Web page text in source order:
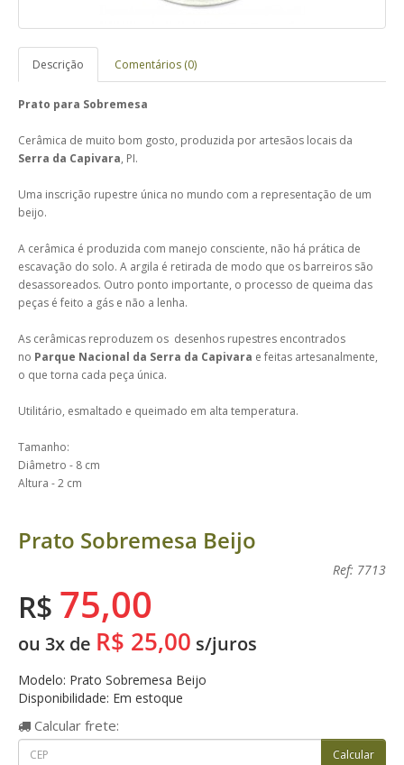
Descrição Comentários (0)
Prato para Sobremesa
Cerâmica de muito bom gosto, produzida por artesãos locais da
Serra da Capivara, PI.
Uma inscrição rupestre única no mundo com a representação de um
beijo.
A cerâmica é produzida com manejo consciente, não há prática de
escavação do solo. A argila é retirada de modo que os barreiros são
desassoreados. Outro ponto importante, o processo de queima das
peças é feito a gás e não a lenha.
As cerâmicas reproduzem os desenhos rupestres encontrados
no Parque Nacional da Serra da Capivara e feitas artesanalmente,
o que torna cada peça única.
Utilitário, esmaltado e queimado em alta temperatura.
Tamanho:
Diâmetro - 8 cm
Altura - 2 cm
Prato Sobremesa Beijo
Ref: 7713
R$ 75,00
ou 3x de R$ 25,00 s/juros
Modelo: Prato Sobremesa Beijo
Disponibilidade: Em estoque
Calcular frete: